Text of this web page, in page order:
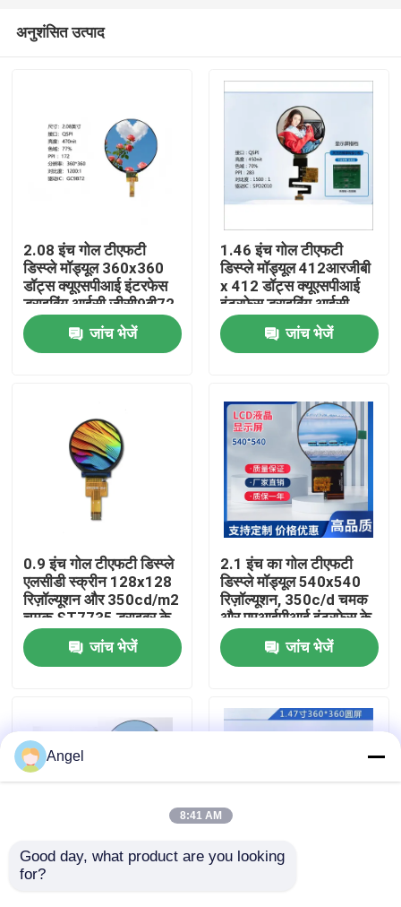
वीआर शो
हमारे बारे में
कारखाना भ्रमण
गुणवत्ता नियंत्रण
संपर्क करें
अनुशंसित उत्पाद
2.08 इंच गोल टीएफटी
डिस्प्ले मॉड्यूल 360x360
डॉट्स क्यूएसपीआई इंटरफेस
ड्राइविंग आईसी जीसी9बी72
जांच भेजें
1.46 इंच गोल टीएफटी
डिस्प्ले मॉड्यूल 412आरजीबी
x 412 डॉट्स क्यूएसपीआई
इंटरफ़ेस ड्राइविंग आईसी
एसपीडी2010
जांच भेजें
0.9 इंच गोल टीएफटी डिस्प्ले
एलसीडी स्क्रीन 128x128
रिज़ॉल्यूशन और 350cd/m2
चमक ST7735 ड्राइवर के
साथ
जांच भेजें
2.1 इंच का गोल टीएफटी
डिस्प्ले मॉड्यूल 540x540
रिज़ॉल्यूशन, 350c/d चमक
और एमआईपीआई इंटरफेस के
साथ
जांच भेजें
1.38 इंच गोल टीएफटी
Angel
8:41 AM
Good day, what product are you looking
for?